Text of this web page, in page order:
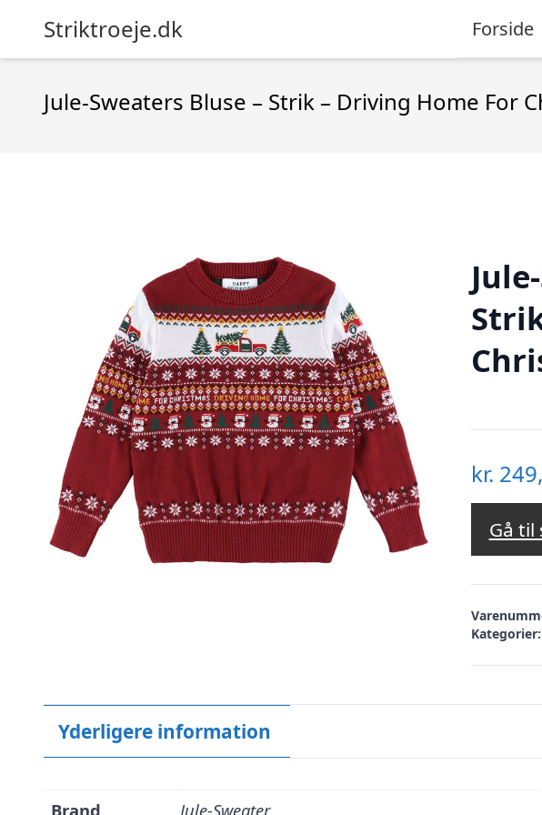
Striktroeje.dk Forside
Jule-Sweaters Bluse – Strik – Driving Home For
kr.
Gå til
Kategorier:
Yderligere information
Brand Jule-Sweater